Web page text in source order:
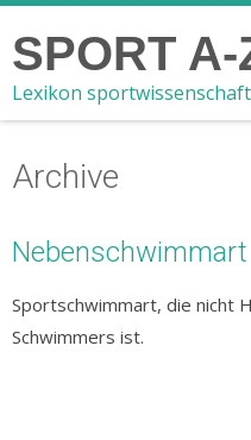
SPORT A-
Lexikon
Archive
Nebenschwimmart
Sportschwimmart, die nicht
Schwimmers ist.